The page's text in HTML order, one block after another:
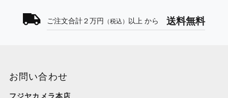
ご注文合計２万円 （税込） 以上 から 送料無料
お問い合わせ
フジヤカメラ本店